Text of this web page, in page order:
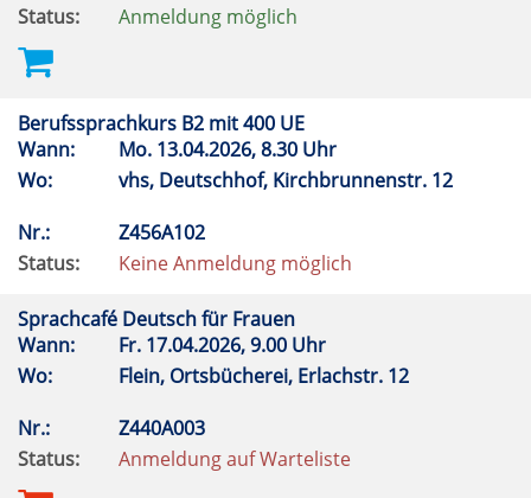
Status:
Anmeldung möglich
Berufssprachkurs B2 mit 400 UE
Wann:
Mo. 13.04.2026, 8.30 Uhr
Wo:
vhs, Deutschhof, Kirchbrunnenstr. 12
Nr.:
Z456A102
Status:
Keine Anmeldung möglich
Sprachcafé Deutsch für Frauen
Wann:
Fr. 17.04.2026, 9.00 Uhr
Wo:
Flein, Ortsbücherei, Erlachstr. 12
Nr.:
Z440A003
Status:
Anmeldung auf Warteliste